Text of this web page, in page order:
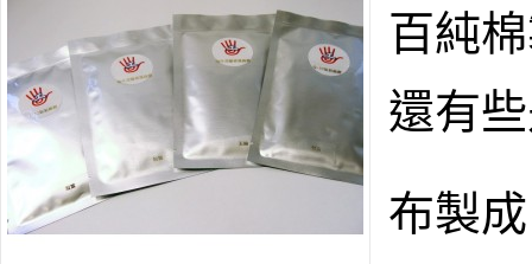
百純
還有
布製